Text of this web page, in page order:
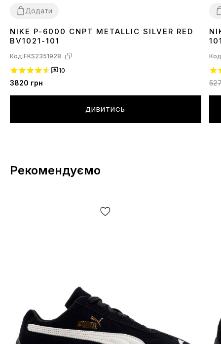
Додати
3637 38 414243 44
NIKE P-6000 CNPT METALLIC SILVER RED
BV1021-101
Код:FKS2351928
10
3820 грн
ДИВИТИСЬ
Рекомендуємо